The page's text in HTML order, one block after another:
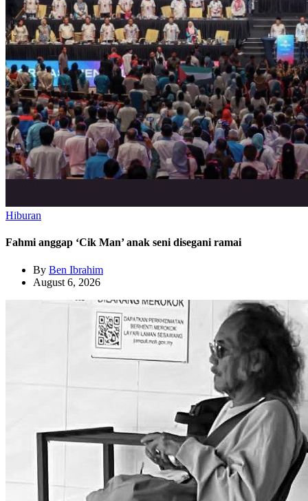
Hiburan
Fahmi anggap ‘Cik Man’ anak seni disegani ramai
By Ben Ibrahim
August 6, 2026